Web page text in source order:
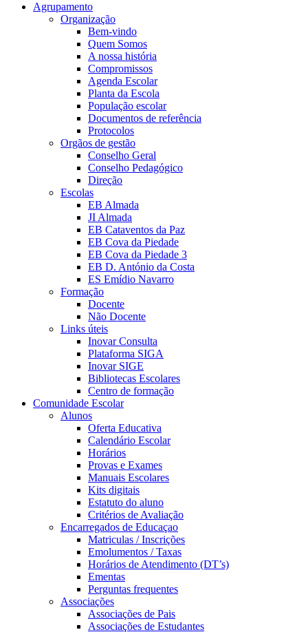
Agrupamento
Organização
Bem-vindo
Quem Somos
A nossa história
Compromissos
Agenda Escolar
Planta da Escola
População escolar
Documentos de referência
Protocolos
Orgãos de gestão
Conselho Geral
Conselho Pedagógico
Direção
Escolas
EB Almada
JI Almada
EB Cataventos da Paz
EB Cova da Piedade
EB Cova da Piedade 3
EB D. António da Costa
ES Emídio Navarro
Formação
Docente
Não Docente
Links úteis
Inovar Consulta
Plataforma SIGA
Inovar SIGE
Bibliotecas Escolares
Centro de formação
Comunidade Escolar
Alunos
Oferta Educativa
Calendário Escolar
Horários
Provas e Exames
Manuais Escolares
Kits digitais
Estatuto do aluno
Critérios de Avaliação
Encarregados de Educaçao
Matriculas / Inscrições
Emolumentos / Taxas
Horários de Atendimento (DT’s)
Ementas
Perguntas frequentes
Associações
Associações de Pais
Associações de Estudantes